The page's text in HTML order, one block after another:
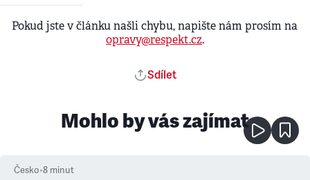
Pokud jste v článku našli chybu, napište nám prosím na
opravy@respekt.cz.
Sdílet
Mohlo by vás zajímat
Česko•8 minut